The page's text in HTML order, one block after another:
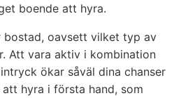
boende att hyra.
bostad, oavsett vilket typ av
Att vara aktiv i kombination
ökar såväl dina chanser
hyra i första hand, som